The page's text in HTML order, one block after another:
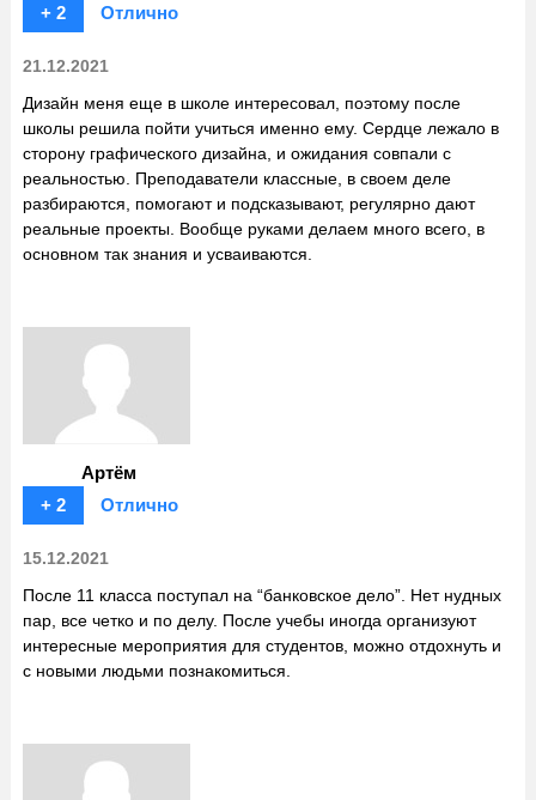
+ 2
Отлично
21.12.2021
Дизайн меня еще в школе интересовал, поэтому после
школы решила пойти учиться именно ему. Сердце лежало в
сторону графического дизайна, и ожидания совпали с
реальностью. Преподаватели классные, в своем деле
разбираются, помогают и подсказывают, регулярно дают
реальные проекты. Вообще руками делаем много всего, в
основном так знания и усваиваются.
Артём
+ 2
Отлично
15.12.2021
После 11 класса поступал на “банковское дело”. Нет нудных
пар, все четко и по делу. После учебы иногда организуют
интересные мероприятия для студентов, можно отдохнуть и
с новыми людьми познакомиться.